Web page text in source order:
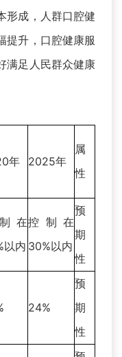
形成，人群口腔健
提升，口腔健康服
满足人民群众健康
年 2025年
属
性
在
以内
控制在
30%以内
预
期
性
24%
预
期
性